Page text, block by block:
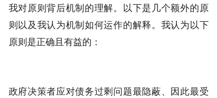
我对原则背后机制的理解。以下是几个额外的原
则以及我认为机制如何运作的解释。我认为以下
原则是正确且有益的：
政府决策者应对债务过剩问题最隐蔽、因此最受